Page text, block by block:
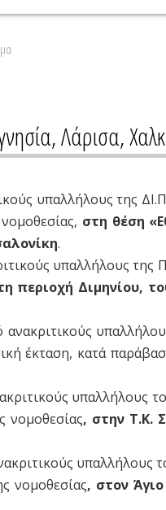
Λάρισα,
υπαλλήλους της
στη θέση
.
υπαλλήλους της
περιοχή Διμηνίου,
έκταση, κατά
υπαλλήλους
νομοθεσίας, στην Τ.Κ.
νομοθεσίας, στον